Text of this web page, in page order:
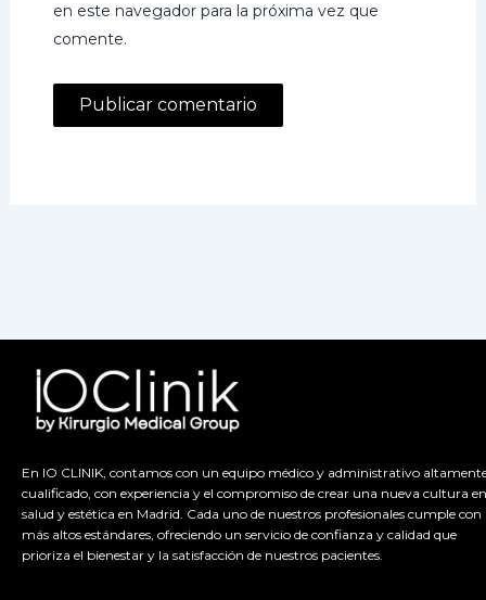
en este navegador para la próxima vez que
comente.
En IO CLINIK, contamos con un equipo médico y administrativo
cualificado, con experiencia y el compromiso de crear una nueva cultura en
salud y estética en Madrid. Cada uno de nuestros profesionales cumple con
más altos estándares, ofreciendo un servicio de confianza y calidad que
prioriza el bienestar y la satisfacción de nuestros pacientes.